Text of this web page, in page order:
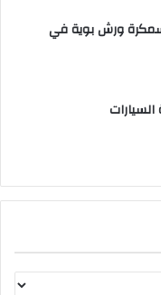
ورش بوية في
السيارات